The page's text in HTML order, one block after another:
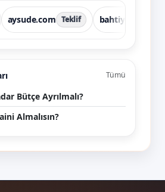
Teklif bahtiyar.com
Tümü
Bütçe Ayrılmalı?
Almalısın?